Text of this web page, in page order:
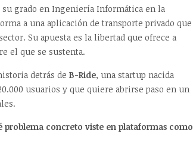
grado en Ingeniería Informática en la
a una aplicación de transporte privado que
Su apuesta es la libertad que ofrece a
el que se sustenta.
detrás de B-Ride, una startup nacida
usuarios y que quiere abrirse paso en un
problema concreto viste en plataformas como